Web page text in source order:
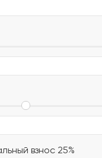
Альбом АР, КР, ИР
взнос 25%